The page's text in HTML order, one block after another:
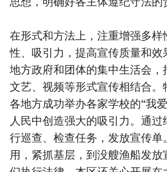
在形式和方法上，注重增强多
性、吸引力，提高宣传质量和效
地方政府和团体的集中生活会，
文艺、视频等形式宣传相结合
各地方成功举办各家学校的“我
人民中创造强大的吸引力。通
行巡查、检查任务，发放宣传
用，紧抓基层，到没艘渔船发